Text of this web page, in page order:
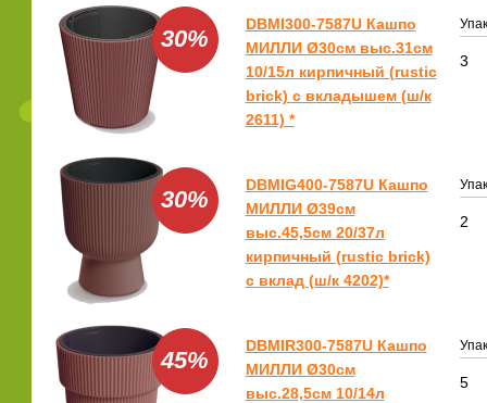
30%
DBMI300-7587U Кашпо
МИЛЛИ Ø30см выс.31см
10/15л кирпичный (rustic
brick) с вкладышем (ш/к
2611) *
3
30%
DBMIG400-7587U Кашпо
МИЛЛИ Ø39см
выс.45,5см 20/37л
кирпичный (rustic brick)
с вклад (ш/к 4202)*
2
45%
DBMIR300-7587U Кашпо
МИЛЛИ Ø30см
выс.28,5см 10/14л
5